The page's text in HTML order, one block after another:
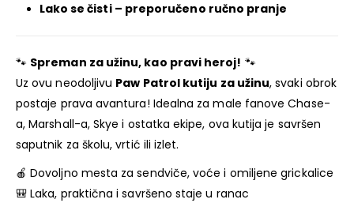
Lako se čisti – preporučeno ručno pranje
🐾 Spreman za užinu, kao pravi heroj! 🐾
Uz ovu neodoljivu Paw Patrol kutiju za užinu, svaki obrok
postaje prava avantura! Idealna za male fanove Chase-
a, Marshall-a, Skye i ostatka ekipe, ova kutija je savršen
saputnik za školu, vrtić ili izlet.
🍎 Dovoljno mesta za sendviče, voće i omiljene grickalice
🎒 Laka, praktična i savršeno staje u ranac